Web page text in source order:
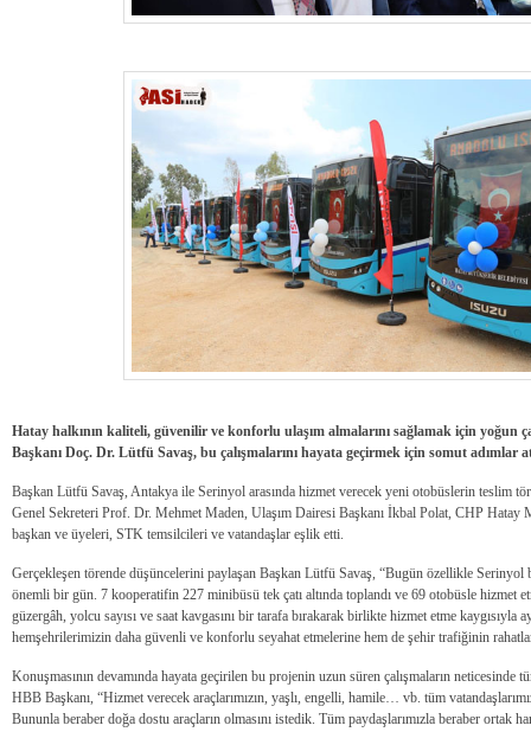
Hatay halkının kaliteli, güvenilir ve konforlu ulaşım almalarını sağlamak için yoğun
Başkanı Doç. Dr. Lütfü Savaş, bu çalışmalarını hayata geçirmek için somut adımlar
Başkan Lütfü Savaş, Antakya ile Serinyol arasında hizmet verecek yeni otobüslerin teslim
Genel Sekreteri Prof. Dr. Mehmet Maden, Ulaşım Dairesi Başkanı İkbal Polat, CHP
başkan ve üyeleri, STK temsilcileri ve vatandaşlar eşlik etti.
Gerçekleşen törende düşüncelerini paylaşan Başkan Lütfü Savaş, “Bugün özellikle
önemli bir gün. 7 kooperatifin 227 minibüsü tek çatı altında toplandı ve 69 otobüsle hizmet
güzergâh, yolcu sayısı ve saat kavgasını bir tarafa bırakarak birlikte hizmet etme kaygısıyla
hemşehrilerimizin daha güvenli ve konforlu seyahat etmelerine hem de şehir trafiğinin
Konuşmasının devamında hayata geçirilen bu projenin uzun süren çalışmaların neticesinde
HBB Başkanı, “Hizmet verecek araçlarımızın, yaşlı, engelli, hamile… vb. tüm
Bununla beraber doğa dostu araçların olmasını istedik. Tüm paydaşlarımızla beraber ortak